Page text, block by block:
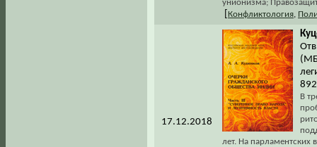
унионизма;
Конфликтология
17.12.2018
В
лет. На парламентских